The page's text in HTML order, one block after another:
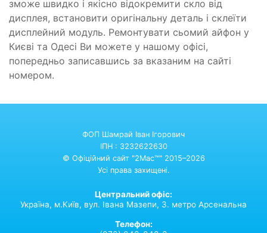
зможе швидко і якісно відокремити скло від
дисплея, встановити оригінальну деталь і склеїти
дисплейний модуль. Ремонтувати сьомий айфон у
Києві та Одесі Ви можете у нашому офісі,
попередньо записавшись за вказаним на сайті
номером.
ФОП Шамрай Іван Ігорович
ІПН : 3232622630
© Офіційний сайт "2Mac™" 2015–2026
Усі права захищені.
Центральний офіс:
Україна, м.Київ, вул. Івана Мазепи, 3. метро Арсенальна
Телефон: